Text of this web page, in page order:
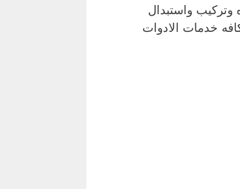
وتركيب واستبدال
خدمات الادوات